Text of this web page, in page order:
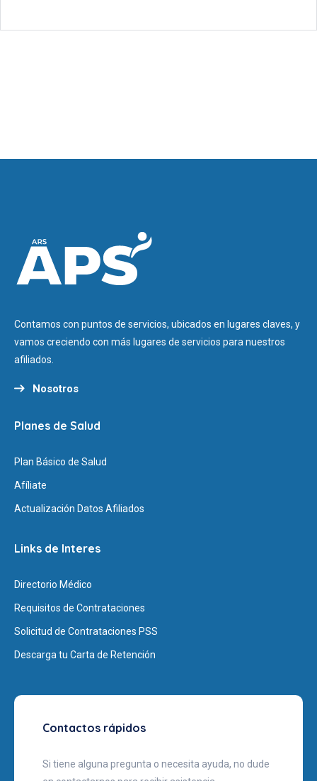
Contamos con puntos de servicios, ubicados en lugares claves, y
vamos creciendo con más lugares de servicios para nuestros
afiliados.
Nosotros
Planes de Salud
Plan Básico de Salud
Afíliate
Actualización Datos Afiliados
Links de Interes
Directorio Médico
Requisitos de Contrataciones
Solicitud de Contrataciones PSS
Descarga tu Carta de Retención
Contactos rápidos
Si tiene alguna pregunta o necesita ayuda, no dude